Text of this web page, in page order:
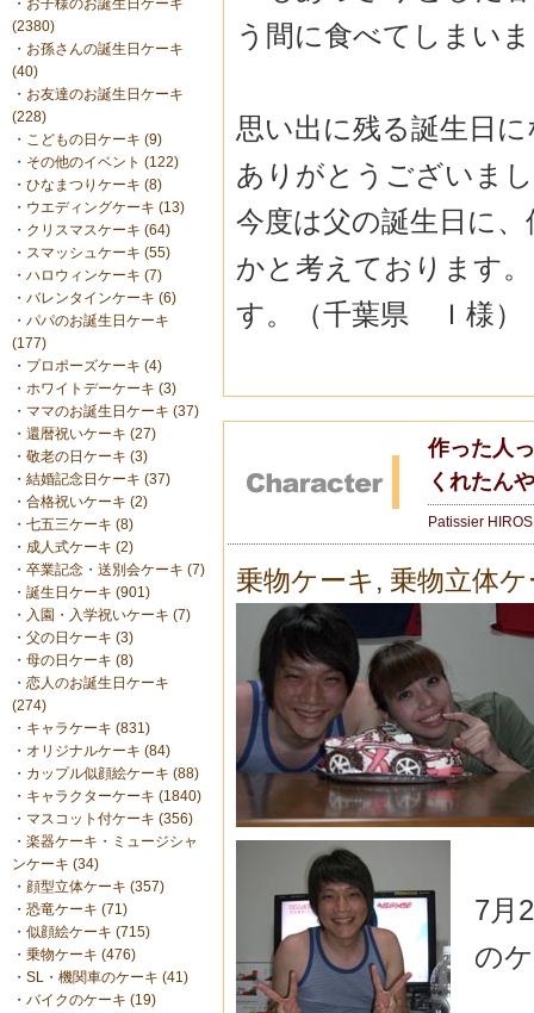
・ お子様のお誕生日ケーキ
(2380)
・ お孫さんの誕生日ケーキ
(40)
・ お友達のお誕生日ケーキ
(228)
・ こどもの日ケーキ (9)
・ その他のイベント (122)
・ ひなまつりケーキ (8)
・ ウエディングケーキ (13)
・ クリスマスケーキ (64)
・ スマッシュケーキ (55)
・ ハロウィンケーキ (7)
・ バレンタインケーキ (6)
・ パパのお誕生日ケーキ
(177)
・ プロポーズケーキ (4)
・ ホワイトデーケーキ (3)
・ ママのお誕生日ケーキ (37)
・ 還暦祝いケーキ (27)
・ 敬老の日ケーキ (3)
・ 結婚記念日ケーキ (37)
・ 合格祝いケーキ (2)
・ 七五三ケーキ (8)
・ 成人式ケーキ (2)
・ 卒業記念・送別会ケーキ (7)
・ 誕生日ケーキ (901)
・ 入園・入学祝いケーキ (7)
・ 父の日ケーキ (3)
・ 母の日ケーキ (8)
・ 恋人のお誕生日ケーキ
(274)
・ キャラケーキ (831)
・ オリジナルケーキ (84)
・ カップル似顔絵ケーキ (88)
・ キャラクターケーキ (1840)
・ マスコット付ケーキ (356)
・ 楽器ケーキ・ミュージシャ
ンケーキ (34)
・ 顔型立体ケーキ (357)
・ 恐竜ケーキ (71)
・ 似顔絵ケーキ (715)
・ 乗物ケーキ (476)
・ SL・機関車のケーキ (41)
・ バイクのケーキ (19)
う間に食べてしまい
思い出に残る誕生日
ありがとうございま
今度は父の誕生日に
かと考えております
す。（千葉県 Ｉ様）
作った人
くれたん
Patissier
乗物ケーキ , 乗物立体
7月
の